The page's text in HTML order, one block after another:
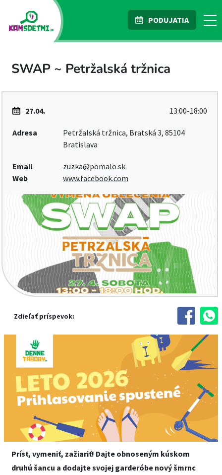
PODUJATIA
SWAP ~ Petržalská tržnica
27.04. 13:00-18:00
Adresa
Petržalská tržnica, Bratská 3, 85104
Bratislava
Email
zuzka@pomalo.sk
Web
www.facebook.com
Zdieľať príspevok:
Prísť, vymeniť, zažiariť! Dajte obnoseným kúskom
druhú šancu a dodajte svojej garderóbe nový šmrnc